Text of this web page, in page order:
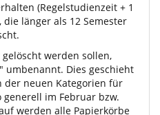
(Regelstudienzeit + 1
länger als 12 Semester
werden sollen,
umbenannt. Dies geschieht
der neuen Kategorien für
generell im Februar bzw.
werden alle Papierkörbe